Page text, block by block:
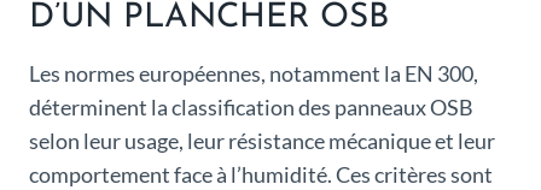
D’UN PLANCHER OSB
Les normes européennes, notamment la EN 300,
déterminent la classification des panneaux OSB
selon leur usage, leur résistance mécanique et leur
comportement face à l’humidité. Ces critères sont